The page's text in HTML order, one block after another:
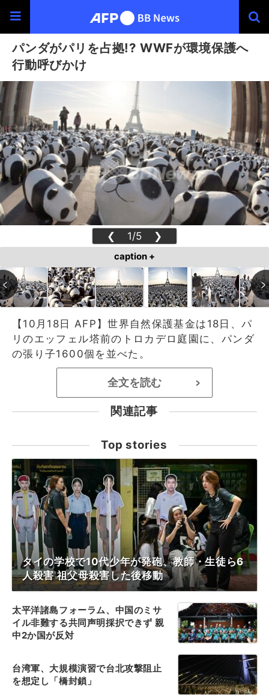
パンダがパリを占拠!? WWFが環境保護へ
行動呼びかけ
❮ 1/5 ❯
caption +
【10月18日 AFP】世界自然保護基金は18日、パ
リのエッフェル塔前のトロカデロ庭園に、パンダ
の張り子1600個を並べた。
全文を読む >
関連記事
Top stories
タイの学校で10代少年が発砲、教師・生徒ら6
人殺害 祖父母殺害した後移動
太平洋諸島フォーラム、中国のミサ
イル非難する共同声明採択できず 親
中2か国が反対
台湾軍、大規模演習で台北攻撃阻止
を想定し「橋封鎖」